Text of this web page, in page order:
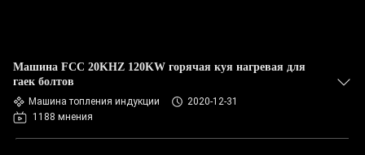
Машина FCC 20KHZ 120KW горячая куя нагревая для
гаек болтов
Машина топления индукции
2020-12-31
1188 мнения